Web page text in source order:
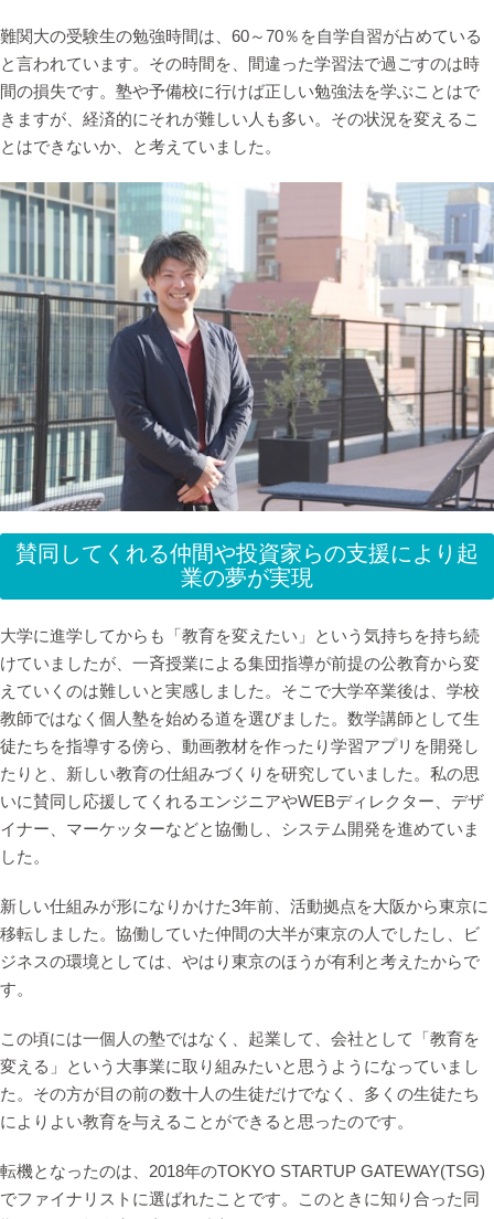
難関大の受験生の勉強時間は、60～70％を自学自習が占めている
と言われています。その時間を、間違った学習法で過ごすのは時
間の損失です。塾や予備校に行けば正しい勉強法を学ぶことはで
きますが、経済的にそれが難しい人も多い。その状況を変えるこ
とはできないか、と考えていました。
賛同してくれる仲間や投資家らの支援により起
業の夢が実現
大学に進学してからも「教育を変えたい」という気持ちを持ち続
けていましたが、一斉授業による集団指導が前提の公教育から変
えていくのは難しいと実感しました。そこで大学卒業後は、学校
教師ではなく個人塾を始める道を選びました。数学講師として生
徒たちを指導する傍ら、動画教材を作ったり学習アプリを開発し
たりと、新しい教育の仕組みづくりを研究していました。私の思
いに賛同し応援してくれるエンジニアやWEBディレクター、デザ
イナー、マーケッターなどと協働し、システム開発を進めていま
した。
新しい仕組みが形になりかけた3年前、活動拠点を大阪から東京に
移転しました。協働していた仲間の大半が東京の人でしたし、ビ
ジネスの環境としては、やはり東京のほうが有利と考えたからで
す。
この頃には一個人の塾ではなく、起業して、会社として「教育を
変える」という大事業に取り組みたいと思うようになっていまし
た。その方が目の前の数十人の生徒だけでなく、多くの生徒たち
によりよい教育を与えることができると思ったのです。
転機となったのは、2018年のTOKYO STARTUP GATEWAY(TSG)
でファイナリストに選ばれたことです。このときに知り合った同